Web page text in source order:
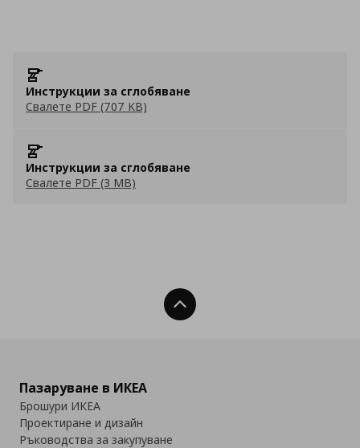
Инструкции за сглобяване
Свалете PDF (707 KB)
Инструкции за сглобяване
Свалете PDF (3 MB)
Нагоре
Пазаруване в ИКЕА
Брошури ИКЕА
Проектиране и дизайн
Ръководства за закупуване